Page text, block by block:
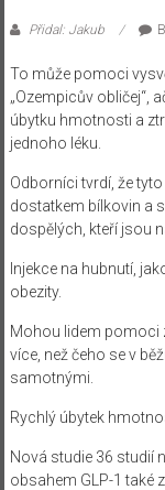
Přidal: Jakub
To může pomoci
„Ozempicův obličej“,
úbytku hmotnosti a
jednoho léku.
Odborníci tvrdí, že
dostatkem bílkovin a
dospělých, kteří jsou
Injekce na hubnutí,
obezity.
Mohou lidem pomoci
více, než čeho se v
samotnými.
Rychlý úbytek
Nová studie 36 studií
obsahem GLP-1 také